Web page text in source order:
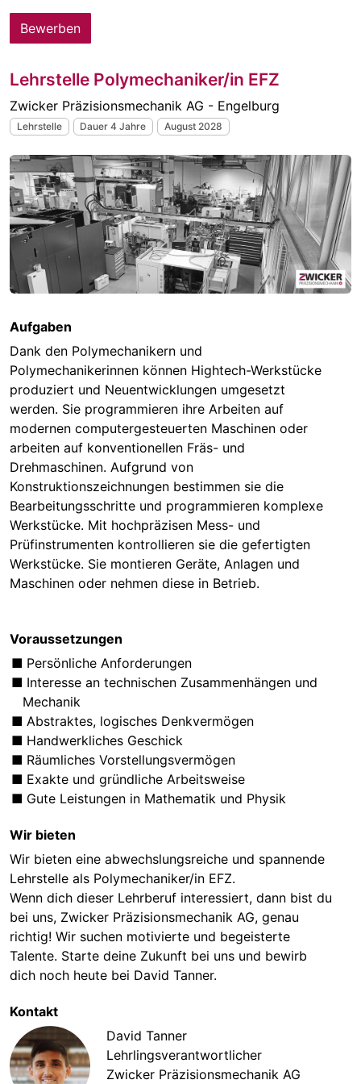
Bewerben
Lehrstelle Polymechaniker/in EFZ
Zwicker Präzisionsmechanik AG - Engelburg
Lehrstelle Dauer 4 Jahre August 2028
Aufgaben
Dank den Polymechanikern und
Polymechanikerinnen können Hightech-Werkstücke
produziert und Neuentwicklungen umgesetzt
werden. Sie programmieren ihre Arbeiten auf
modernen computergesteuerten Maschinen oder
arbeiten auf konventionellen Fräs- und
Drehmaschinen. Aufgrund von
Konstruktionszeichnungen bestimmen sie die
Bearbeitungsschritte und programmieren komplexe
Werkstücke. Mit hochpräzisen Mess- und
Prüfinstrumenten kontrollieren sie die gefertigten
Werkstücke. Sie montieren Geräte, Anlagen und
Maschinen oder nehmen diese in Betrieb.
Voraussetzungen
Persönliche Anforderungen
Interesse an technischen Zusammenhängen und
Mechanik
Abstraktes, logisches Denkvermögen
Handwerkliches Geschick
Räumliches Vorstellungsvermögen
Exakte und gründliche Arbeitsweise
Gute Leistungen in Mathematik und Physik
Wir bieten
Wir bieten eine abwechslungsreiche und spannende
Lehrstelle als Polymechaniker/in EFZ.
Wenn dich dieser Lehrberuf interessiert, dann bist du
bei uns, Zwicker Präzisionsmechanik AG, genau
richtig! Wir suchen motivierte und begeisterte
Talente. Starte deine Zukunft bei uns und bewirb
dich noch heute bei David Tanner.
Kontakt
David Tanner
Lehrlingsverantwortlicher
Zwicker Präzisionsmechanik AG